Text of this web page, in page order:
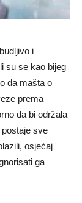
i
su se kao bijeg
da mašta o
prema
da bi održala
sve
osjećaj
ga